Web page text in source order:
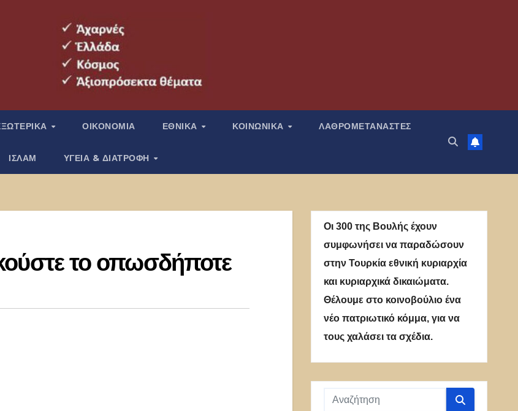
ΟΙΚΟΝΟΜΙΑ ΕΘΝΙΚΑ ΚΟΙΝΩΝΙΚΑ ΛΑΘΡΟΜΕΤΑΝΑΣΤΕΣ
ΙΣΛΑΜ ΥΓΕΙΑ & ΔΙΑΤΡΟΦΗ
το οπωσδήποτε
Οι 300 της Βουλής έχουν
συμφωνήσει να παραδώσουν
στην Τουρκία εθνική κυριαρχία
και κυριαρχικά δικαιώματα.
Θέλουμε στο κοινοβούλιο ένα
νέο πατριωτικό κόμμα, για να
τους χαλάσει τα σχέδια.